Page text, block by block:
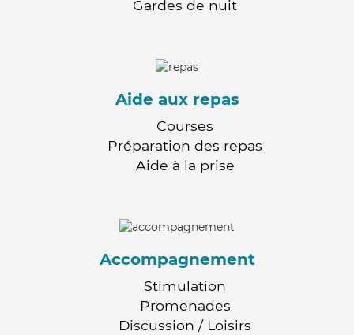
Gardes de nuit
Aide aux repas
Courses
Préparation des repas
Aide à la prise
Accompagnement
Stimulation
Promenades
Discussion / Loisirs